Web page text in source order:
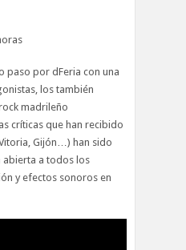
paso por dFeria con una
los también
madrileño
críticas que han recibido
Gijón…) han sido
abierta a todos los
y efectos sonoros en